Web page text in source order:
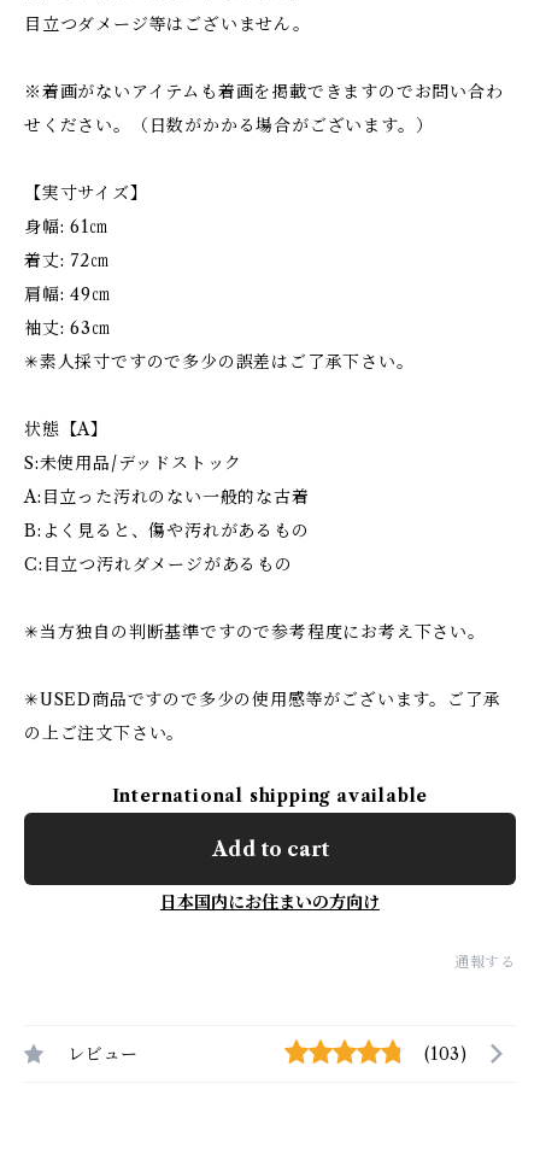
目立つダメージ等はございません。
※着画がないアイテムも着画を掲載できますのでお問い合わ
せください。（日数がかかる場合がございます。）
【実寸サイズ】
身幅: 61㎝
着丈: 72㎝
肩幅: 49㎝
袖丈: 63㎝
✳︎素人採寸ですので多少の誤差はご了承下さい。
状態【A】
S:未使用品/デッドストック
A:目立った汚れのない一般的な古着
B:よく見ると、傷や汚れがあるもの
C:目立つ汚れダメージがあるもの
✳︎当方独自の判断基準ですので参考程度にお考え下さい。
✳︎USED商品ですので多少の使用感等がございます。ご了承
の上ご注文下さい。
International shipping available
Add to cart
日本国内にお住まいの方向け
通報する
レビュー (103)